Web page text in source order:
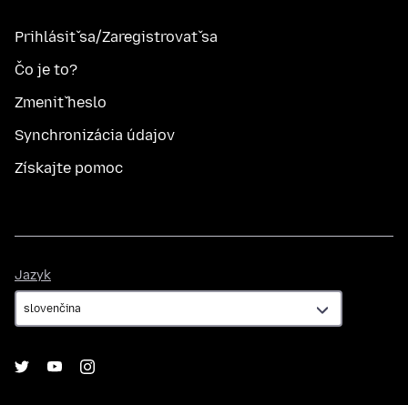
Prihlásiť sa/Zaregistrovať sa
Čo je to?
Zmeniť heslo
Synchronizácia údajov
Získajte pomoc
Jazyk